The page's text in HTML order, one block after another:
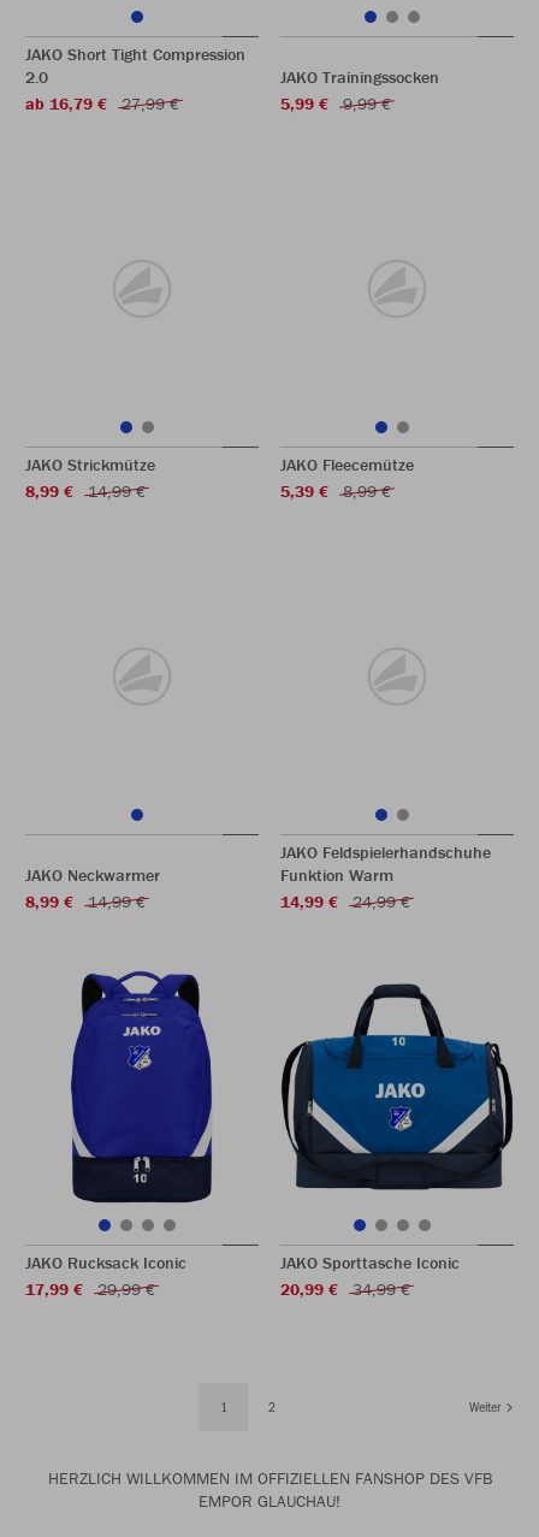
JAKO Short Tight Compression
2.0
ab 16,79 €
27,99 €
JAKO Trainingssocken
5,99 €
9,99 €
JAKO Strickmütze
8,99 €
14,99 €
JAKO Fleecemütze
5,39 €
8,99 €
JAKO Neckwarmer
8,99 €
14,99 €
JAKO Feldspielerhandschuhe
Funktion Warm
14,99 €
24,99 €
JAKO Rucksack Iconic
17,99 €
29,99 €
JAKO Sporttasche Iconic
20,99 €
34,99 €
1 2 Weiter
HERZLICH WILLKOMMEN IM OFFIZIELLEN FANSHOP DES VFB
EMPOR GLAUCHAU!